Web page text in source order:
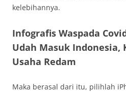
kelebihannya.
Infografis Waspada
Udah Masuk Indonesia,
Usaha Redam
Maka berasal dari itu, pilihlah